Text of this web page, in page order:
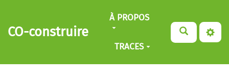
Aller au contenu principal
CO-construire
À PROPOS
TRACES